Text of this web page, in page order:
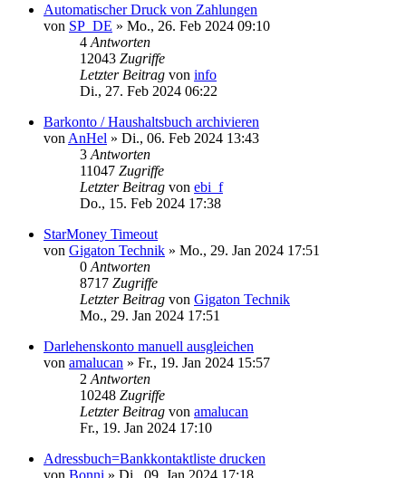
Automatischer Druck von Zahlungen
von SP_DE » Mo., 26. Feb 2024 09:10
4 Antworten
12043 Zugriffe
Letzter Beitrag von info
Di., 27. Feb 2024 06:22
Barkonto / Haushaltsbuch archivieren
von AnHel » Di., 06. Feb 2024 13:43
3 Antworten
11047 Zugriffe
Letzter Beitrag von ebi_f
Do., 15. Feb 2024 17:38
StarMoney Timeout
von Gigaton Technik » Mo., 29. Jan 2024 17:51
0 Antworten
8717 Zugriffe
Letzter Beitrag von Gigaton Technik
Mo., 29. Jan 2024 17:51
Darlehenskonto manuell ausgleichen
von amalucan » Fr., 19. Jan 2024 15:57
2 Antworten
10248 Zugriffe
Letzter Beitrag von amalucan
Fr., 19. Jan 2024 17:10
Adressbuch=Bankkontaktliste drucken
von Bonni » Di., 09. Jan 2024 17:18